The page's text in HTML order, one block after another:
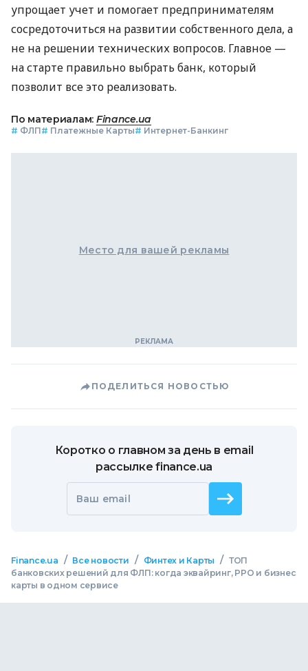
упрощает учет и помогает предпринимателям
сосредоточиться на развитии собственного дела, а
не на решении технических вопросов. Главное —
на старте правильно выбрать банк, который
позволит все это реализовать.
По материалам: Finance.ua
# ФЛП# Платежные Карты# Интернет-Банкинг
Место для вашей рекламы
ПОДЕЛИТЬСЯ НОВОСТЬЮ
Коротко о главном за день в email
рассылке finance.ua
Ваш email
Finance.ua / Все новости / Финтех и Карты / ТОП
банковских решений для ФЛП: когда эквайринг, РРО и бизнес
карты в одном сервисе